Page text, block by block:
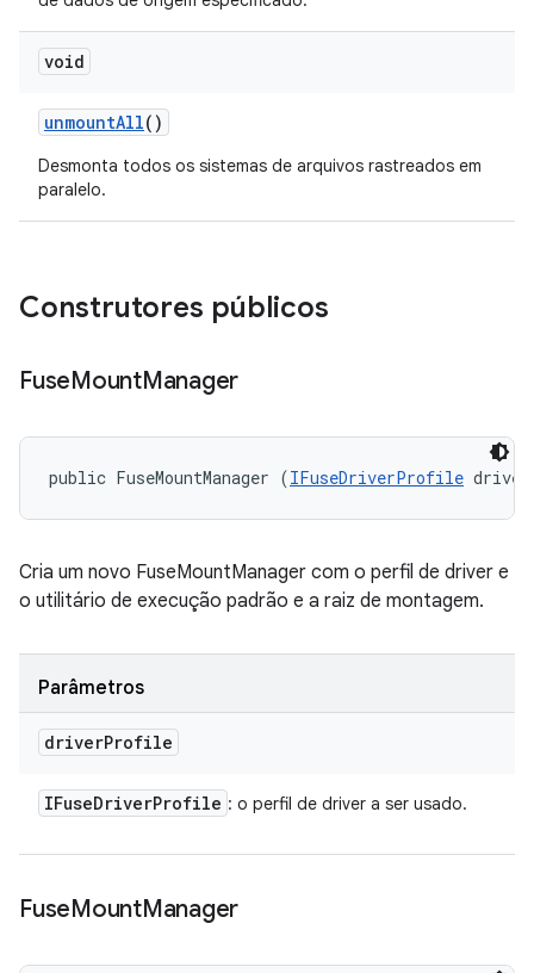
void
unmountAll()
Desmonta todos os sistemas de arquivos rastreados em
paralelo.
Construtores públicos
FuseMountManager
public FuseMountManager (IFuseDriverProfile
Cria um novo FuseMountManager com o perfil de driver e
o utilitário de execução padrão e a raiz de montagem.
Parâmetros
driverProfile
IFuseDriverProfile : o perfil de driver a ser usado.
FuseMountManager